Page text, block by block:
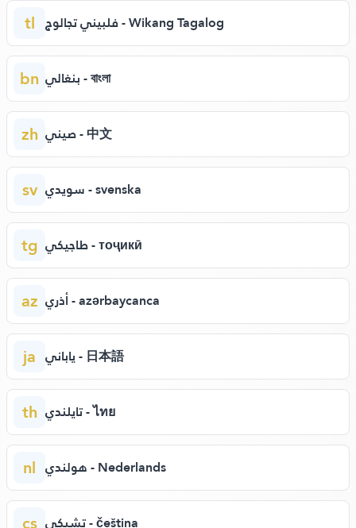
tl فلبيني تجالوج - Wikang Tagalog
bn بنغالي - বাংলা
zh صيني - 中文
sv سويدي - svenska
tg طاجيكي - тоҷикӣ
az أذري - azərbaycanca
ja ياباني - 日本語
th تايلندي - ไทย
nl هولندي - Nederlands
تشيكي - čeština